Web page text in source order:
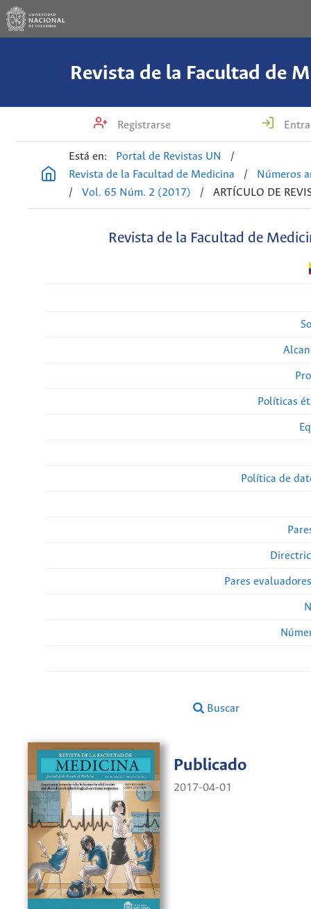
Revista de la Facultad de
Registrarse
Está en: Portal de Revistas UN
/
Revista de la Facultad de Medicina
/
Números
/
Vol. 65 Núm. 2 (2017) / ARTÍCULO DE
Revista de la Facultad de
Políticas
Política de
Pares
Buscar
Publicado
2017-04-01